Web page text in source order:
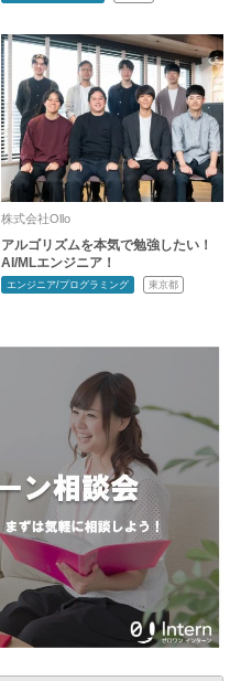
株式会社Ollo
アルゴリズムを本気で勉強したい！
AI/MLエンジニア！
エンジニア/プログラミング 東京都